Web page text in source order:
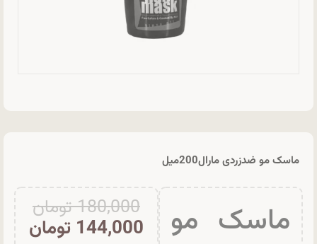
ماسک مو ضدزردی مارال200میل
ماسک مو
180,000تومان
144,000 تومان